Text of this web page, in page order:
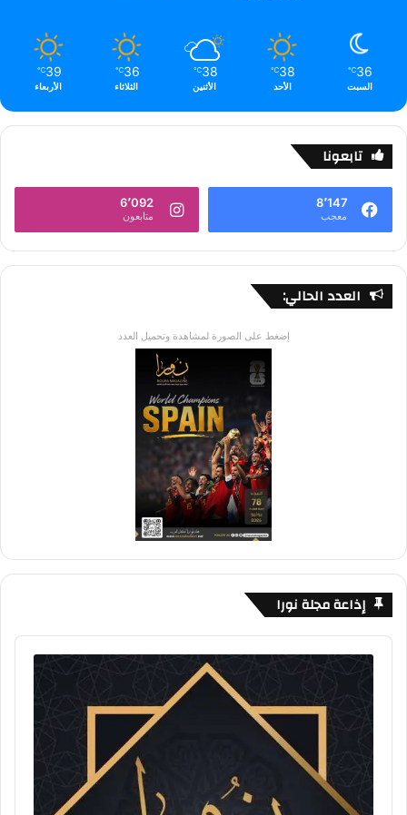
36
℃
السبت
38
℃
الأحد
38
℃
الأثنين
36
℃
الثلاثاء
39
℃
الأربعاء
تابعونا
8٬147
معجب
6٬092
متابعون
العدد الحالي:
إضغط على الصورة لمشاهدة وتحميل العدد
إذاعة مجلة نورا
Audio
Player